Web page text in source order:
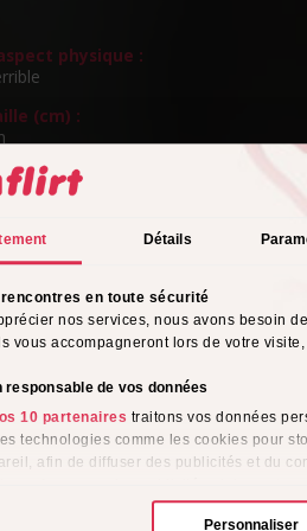
Détails
en toute sécurité
nos services, nous avons besoin
vous accompagneront lors de votre
responsable de vos données
10 partenaires traitons vos données
technologies comme les cookies pour
afin de diffuser des publicités et du
favorisant ainsi le développement de
Personnaliser
physique :
(cm) :
de cheveux :
:
sexuelle :
vestimentaire :